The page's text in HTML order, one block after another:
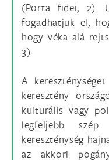
(Porta fidei, 2).
fogadhatjuk el,
hogy véka alá
3).
A
keresztény
kulturális vagy
legfeljebb
kereszténység
az akkori